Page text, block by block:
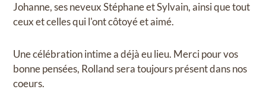
Johanne, ses neveux Stéphane et Sylvain, ainsi que tout
ceux et celles qui l'ont côtoyé et aimé.
Une célébration intime a déjà eu lieu. Merci pour vos
bonne pensées, Rolland sera toujours présent dans nos
coeurs.